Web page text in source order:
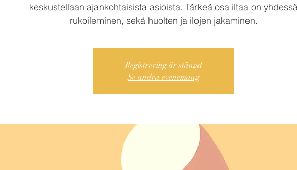
keskustellaan ajankohtaisista asioista. Tärkeä osa iltaa on
rukoileminen, sekä huolten ja ilojen jakaminen.
Registrering är stängd
Se andra evenemang